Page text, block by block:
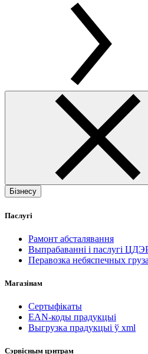
Бізнесу
Паслугі
Рамонт абсталявання
Выпрабаванні і паслугі
Перавозка небяспечных
Магазінам
Сертыфікаты
EAN-коды прадукцыі
Выгрузка прадукцыі ў xml
Сэрвісным цэнтрам